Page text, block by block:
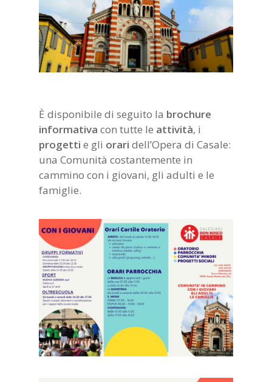
È disponibile di seguito la brochure
informativa con tutte le attività, i
progetti e gli orari dell’Opera di Casale:
una Comunità costantemente in
cammino con i giovani, gli adulti e le
famiglie.